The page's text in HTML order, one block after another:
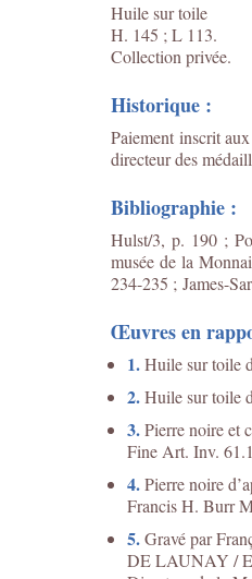
Huile sur toile
H. 145 ; L 113.
Collection privée.
Historique :
Paiement inscrit
directeur des
Bibliographie :
Hulst/3, p. 190 ;
musée de la
234-235 ; James-
Œuvres en
1.Huile sur toile
2.Huile sur toile
3.Pierre noire et
Fine Art. Inv.
4.Pierre noire
Francis H. Burr
5.Gravé par
DE LAUNAY /